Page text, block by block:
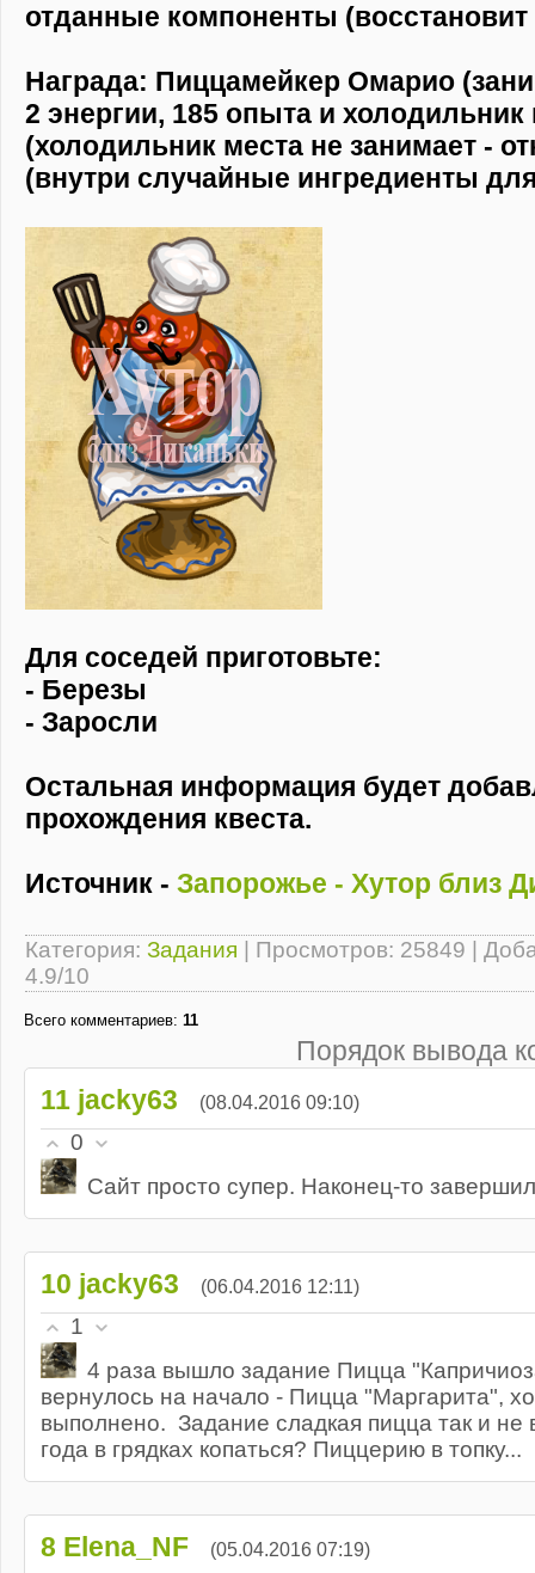
отданные компоненты (восстановит
Награда: Пиццамейкер Омарио
2 энергии, 185 опыта и
(холодильник места не занимает -
(внутри случайные ингредиенты
Для соседей приготовьте:
- Березы
- Заросли
Остальная информация будет
прохождения квеста.
Источник - Запорожье - Хутор близ
Категория: Задания Просмотров: 25849 |
4.9/10
Всего комментариев: 11
Порядок вывода
11 jacky63 (08.04.2016 09:10)
0
Сайт просто супер. Наконец-то
10 jacky63 (06.04.2016 12:11)
1
4 раза вышло задание Пицца
вернулось на начало - Пицца "Маргарита",
выполнено. Задание сладкая пицца так и
года в грядках копаться? Пиццерию в топку...
8 Elena_NF (05.04.2016 07:19)